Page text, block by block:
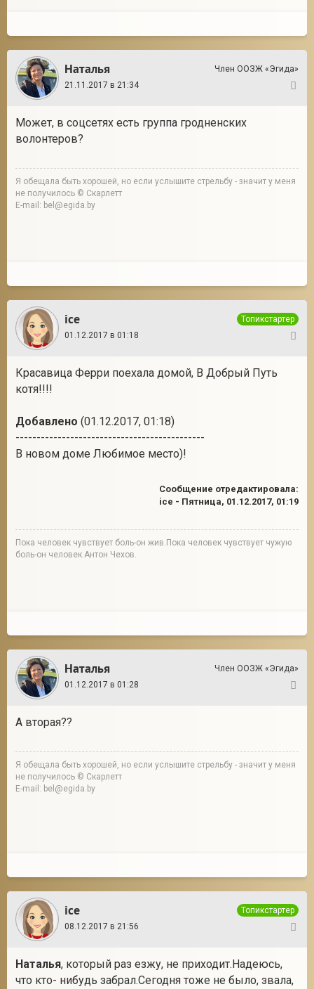
Наталья
Член ООЗЖ «Эгида»
21.11.2017 в 21:34
Может, в соцсетях есть группа гродненских
волонтеров?
Я обещала быть хорошей, но если услышите стрельбу - значит у меня
не получилось © Скарлетт
E-mail: bel@egida.by
ice
Топикстартер
01.12.2017 в 01:18
Красавица Ферри поехала домой, В Добрый Путь
котя!!!!
Добавлено (01.12.2017, 01:18)
---------------------------------------------
В новом доме Любимое место)!
Сообщение отредактировала:
ice - Пятница, 01.12.2017, 01:19
Пока человек чувствует боль-он жив.Пока человек чувствует чужую
боль-он человек.Антон Чехов.
Наталья
Член ООЗЖ «Эгида»
01.12.2017 в 01:28
А вторая??
Я обещала быть хорошей, но если услышите стрельбу - значит у меня
не получилось © Скарлетт
E-mail: bel@egida.by
ice
Топикстартер
08.12.2017 в 21:56
Наталья, который раз езжу, не приходит.Надеюсь,
что кто- нибудь забрал.Сегодня тоже не было, звала,